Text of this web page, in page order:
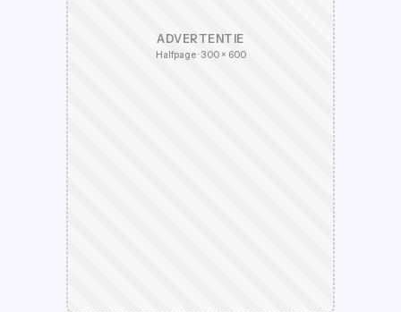
ADVERTENTIE
Halfpage · 300 × 600